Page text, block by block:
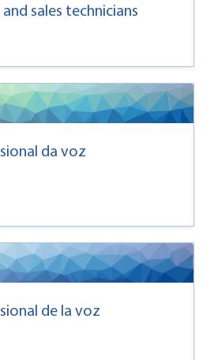
sales technicians
de la voz
da voz